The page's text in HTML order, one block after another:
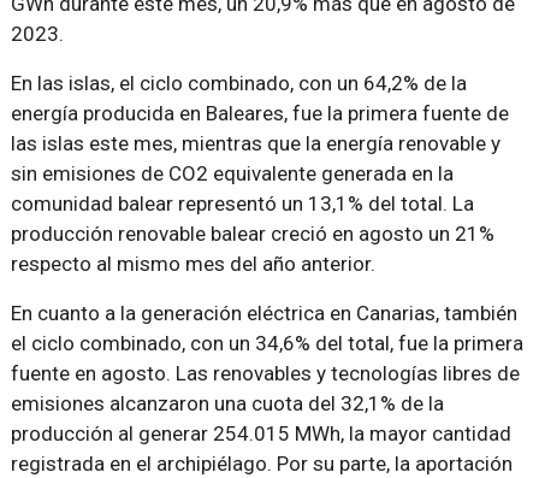
2023.
En las islas, el ciclo combinado, con un 64,2% de la
energía producida en Baleares, fue la primera fuente de
las islas este mes, mientras que la energía renovable y
sin emisiones de CO2 equivalente generada en la
comunidad balear representó un 13,1% del total. La
producción renovable balear creció en agosto un 21%
respecto al mismo mes del año anterior.
En cuanto a la generación eléctrica en Canarias, también
el ciclo combinado, con un 34,6% del total, fue la primera
fuente en agosto. Las renovables y tecnologías libres de
emisiones alcanzaron una cuota del 32,1% de la
producción al generar 254.015 MWh, la mayor cantidad
registrada en el archipiélago. Por su parte, la aportación